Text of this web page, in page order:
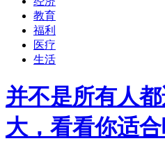
教育
福利
医疗
生活
并不是所有人
大，看看你适合